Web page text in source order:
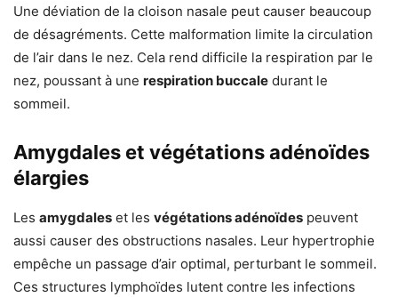
Une déviation de la cloison nasale peut causer beaucoup
de désagréments. Cette malformation limite la circulation
de l’air dans le nez. Cela rend difficile la respiration par le
nez, poussant à une respiration buccale durant le
sommeil.
Amygdales et végétations adénoïdes
élargies
Les amygdales et les végétations adénoïdes peuvent
aussi causer des obstructions nasales. Leur hypertrophie
empêche un passage d’air optimal, perturbant le sommeil.
Ces structures lymphoïdes lutent contre les infections